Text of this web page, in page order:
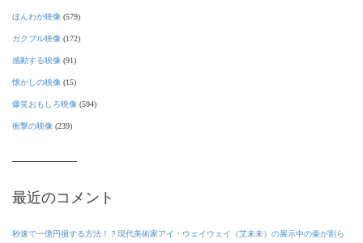
ほんわか映像 (579)
ガクブル映像 (172)
感動する映像 (91)
懐かしの映像 (15)
爆笑おもしろ映像 (594)
衝撃の映像 (239)
最近のコメント
秒速で一億円損する方法！？現代美術家アイ・ウェイウェイ（艾未未）の展示中の壷が割ら